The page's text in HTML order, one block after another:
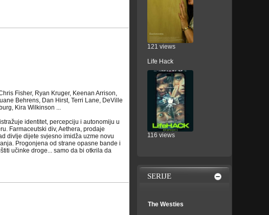
Fisher, Ryan Kruger, Keenan Arrison,
Behrens, Dan Hirst, Terri Lane, DeVille
Kira Wilkinson ...
identitet, percepciju i autonomiju u
Farmaceutski div, Aethera, prodaje
divlje dijete svjesno imidža uzme novu
Progonjena od strane opasne bande i
učinke droge... samo da bi otkrila da
121 views
Life Hack
116 views
SERIJE
The Westies